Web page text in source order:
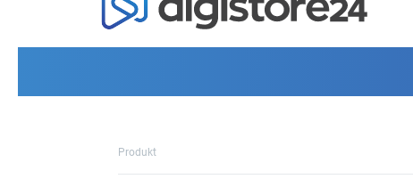
Produkt